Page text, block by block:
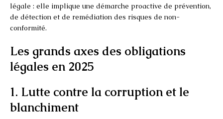
légale : elle implique une démarche proactive de prévention,
de détection et de remédiation des risques de non-
conformité.
Les grands axes des obligations
légales en 2025
1. Lutte contre la corruption et le
blanchiment